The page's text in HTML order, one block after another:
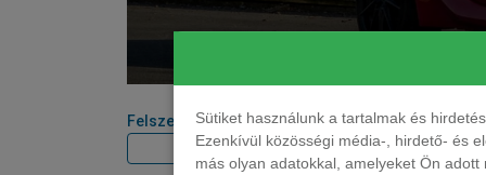
Sütiket használunk a tartalmak és
Ezenkívül közösségi média-, hirdető- és
más olyan adatokkal, amelyeket Ön
Felszereltségi szint Teljesítmény